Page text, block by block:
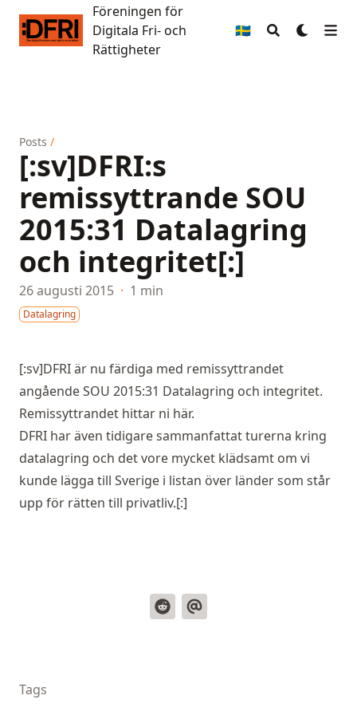
Föreningen för Digitala Fri- och Rättigheter
Föreningen för
Digitala Fri- och
Rättigheter
🇸🇪
Posts /
[:sv]DFRI:s
remissyttrande SOU
2015:31 Datalagring
och integritet[:]
26 augusti 2015 · 1 min
Datalagring
[:sv]DFRI är nu färdiga med remissyttrandet
angående SOU 2015:31 Datalagring och integritet.
Remissyttrandet hittar ni här.
DFRI har även tidigare sammanfattatturerna kring
datalagring och det vore mycket klädsamt om vi
kunde lägga till Sverige i listan över länder som står
upp för rätten till privatliv.[:]
Tags